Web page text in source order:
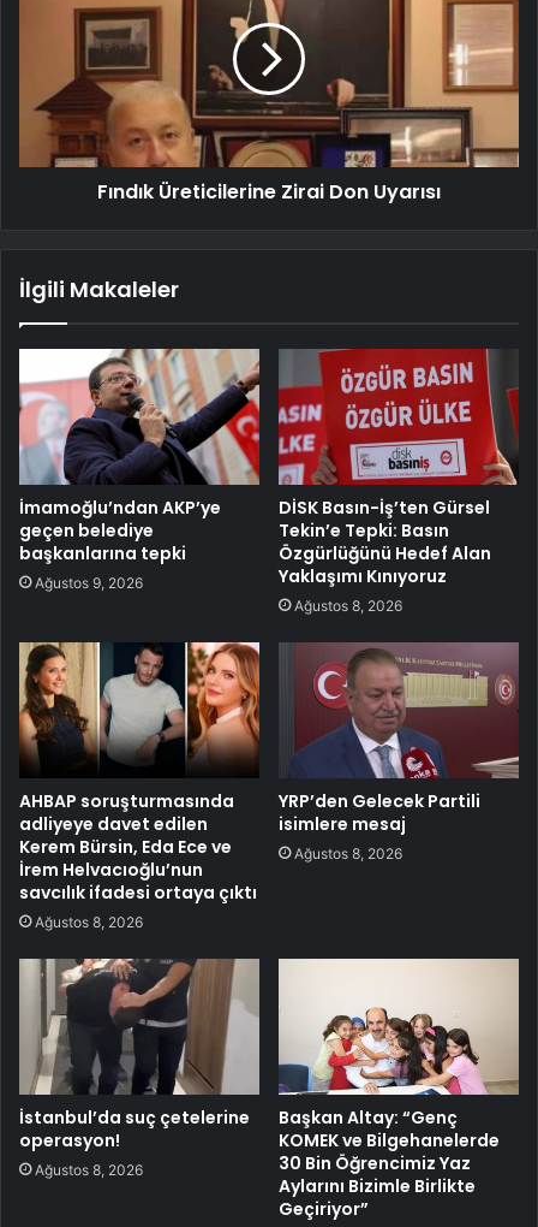
Fındık Üreticilerine Zirai Don Uyarısı
İlgili Makaleler
İmamoğlu’ndan AKP’ye
geçen belediye
başkanlarına tepki
Ağustos 9, 2026
DİSK Basın-İş’ten Gürsel
Tekin’e Tepki: Basın
Özgürlüğünü Hedef Alan
Yaklaşımı Kınıyoruz
Ağustos 8, 2026
AHBAP soruşturmasında
adliyeye davet edilen
Kerem Bürsin, Eda Ece ve
İrem Helvacıoğlu’nun
savcılık ifadesi ortaya çıktı
Ağustos 8, 2026
YRP’den Gelecek Partili
isimlere mesaj
Ağustos 8, 2026
İstanbul’da suç çetelerine
operasyon!
Ağustos 8, 2026
Başkan Altay: “Genç
KOMEK ve Bilgehanelerde
30 Bin Öğrencimiz Yaz
Aylarını Bizimle Birlikte
Geçiriyor”